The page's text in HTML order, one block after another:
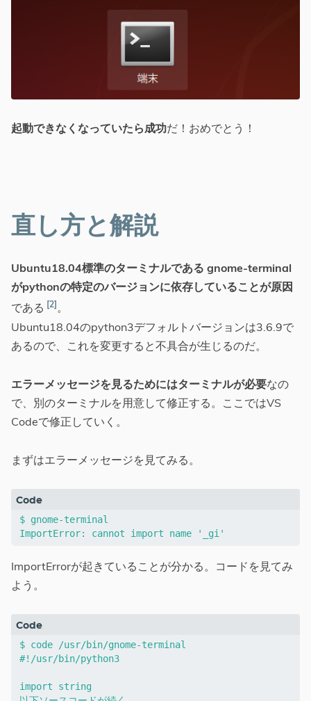
起動できなくなっていたら成功だ！おめでとう！
直し方と解説
Ubuntu18.04標準のターミナルである gnome-terminal
がpythonの特定のバージョンに依存していることが原因
である 2 。
Ubuntu18.04のpython3デフォルトバージョンは3.6.9で
あるので、これを変更すると不具合が生じるのだ。
エラーメッセージを見るためにはターミナルが必要なの
で、別のターミナルを用意して修正する。ここではVS
Codeで修正していく。
まずはエラーメッセージを見てみる。
$ gnome-terminal
ImportErrorが起きていることが分かる。コードを見てみ
よう。
$ code /usr/bin/gnome-terminal
#!/usr/bin/python3
import string